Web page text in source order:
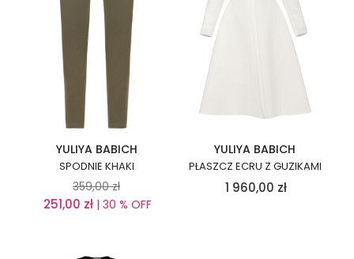
YULIYA BABICH
SPODNIE KHAKI
359,00 zł
251,00 zł | 30 % OFF
YULIYA BABICH
PŁASZCZ ECRU Z GUZIKAMI
1 960,00 zł